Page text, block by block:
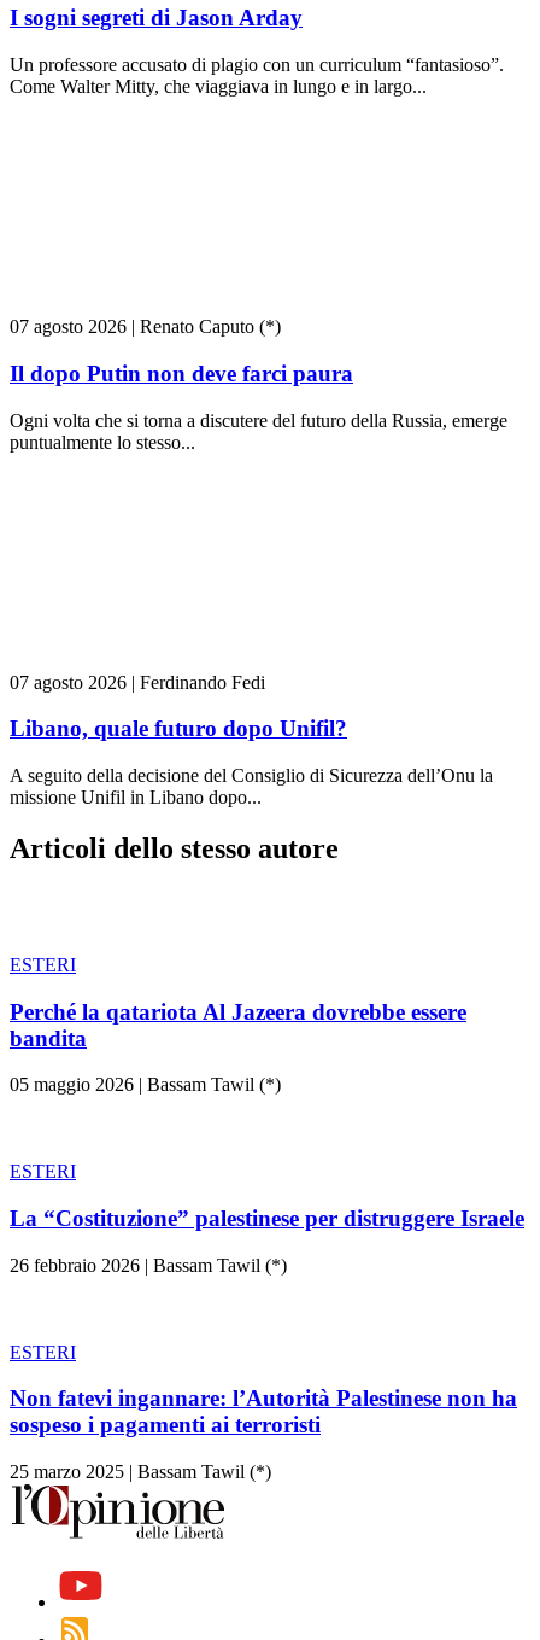
I sogni segreti di Jason Arday
Un professore accusato di plagio con un curriculum “fantasioso”.
Come Walter Mitty, che viaggiava in lungo e in largo...
07 agosto 2026 | Renato Caputo (*)
Il dopo Putin non deve farci paura
Ogni volta che si torna a discutere del futuro della Russia, emerge
puntualmente lo stesso...
07 agosto 2026 | Ferdinando Fedi
Libano, quale futuro dopo Unifil?
A seguito della decisione del Consiglio di Sicurezza dell’Onu la
missione Unifil in Libano dopo...
Articoli dello stesso autore
ESTERI
Perché la qatariota Al Jazeera dovrebbe essere
bandita
05 maggio 2026 | Bassam Tawil (*)
ESTERI
La “Costituzione” palestinese per distruggere Israele
26 febbraio 2026 | Bassam Tawil (*)
ESTERI
Non fatevi ingannare: l’Autorità Palestinese non ha
sospeso i pagamenti ai terroristi
25 marzo 2025 | Bassam Tawil (*)